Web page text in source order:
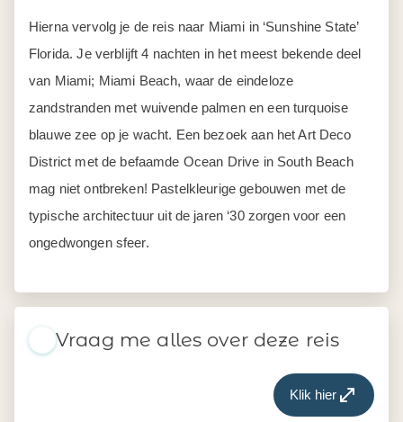
Hierna vervolg je de reis naar Miami in ‘Sunshine State’
Florida. Je verblijft 4 nachten in het meest bekende deel
van Miami; Miami Beach, waar de eindeloze
zandstranden met wuivende palmen en een turquoise
blauwe zee op je wacht. Een bezoek aan het Art Deco
District met de befaamde Ocean Drive in South Beach
mag niet ontbreken! Pastelkleurige gebouwen met de
typische architectuur uit de jaren ‘30 zorgen voor een
ongedwongen sfeer.
Vraag me alles over deze reis
Klik hier